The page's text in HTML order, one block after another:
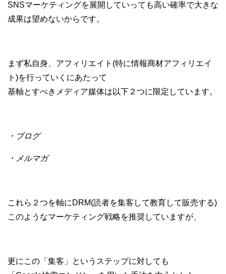
SNSマーケティングを展開していっても高い確率で大きな
成果は望めないからです。
まず私自身、アフィリエイト(特に情報商材アフィリエイ
ト)を行っていくにあたって
基軸とすべきメディア媒体は以下２つに限定しています。
・ブログ
・メルマガ
これら２つを軸にDRM(読者を集客して教育して販売する)
このようなマーケティング戦略を推奨していますが、
更にこの「集客」というステップに対しても